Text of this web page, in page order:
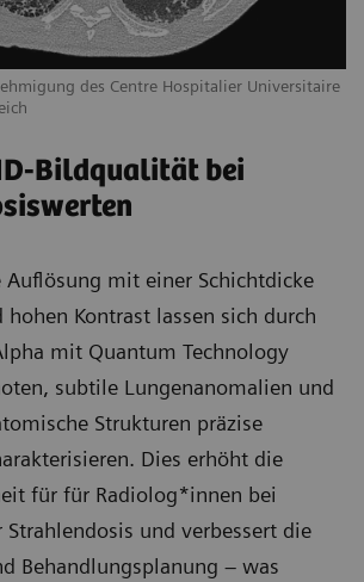
des Centre Hospitalier Universitaire
Bildqualität bei
Auflösung mit einer Schichtdicke
Kontrast lassen sich durch
mit Quantum Technology
subtile Lungenanomalien und
Strukturen präzise
Dies erhöht die
für für Radiolog*innen bei
und verbessert die
Behandlungsplanung – was